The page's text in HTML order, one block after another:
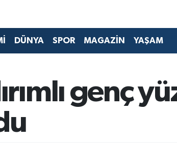
DÜNYA SPOR MAGAZİN YAŞAM
genç